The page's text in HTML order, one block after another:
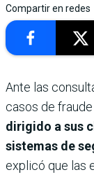
Compartir en redes
Ante las
casos de
dirigido a sus
sistemas de
explicó que las